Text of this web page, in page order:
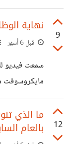
تعد مرتبطة
نصنعها نحن؛
نشتاق له.
9
نهاية
قبل 6 أشهر
سمعت فيديو
مايكروسوفت
الاصطناعي
معظم إن لم
الياقات
12
ما الذي
بالعام